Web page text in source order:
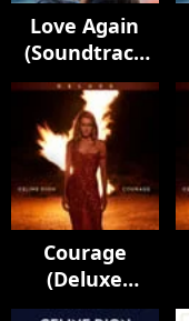
Love Again
(Soundtrack
from the
Motion
Picture)
Courage
(Deluxe
Edition)